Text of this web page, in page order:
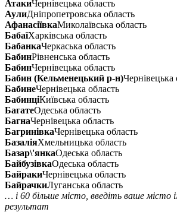
АтакиЧернівецька область
АулиДніпропетровська область
АфанасіївкаМиколаївська область
БабаїХарківська область
БабанкаЧеркаська область
БабинРівненська область
БабинЧернівецька область
Бабин (Кельменецький р-н)Чернівецька
БабинеЧернівецька область
БабинціКиївська область
БагатеОдеська область
БагнаЧернівецька область
БагринівкаЧернівецька область
БазаліяХмельницька область
Базар\'янкаОдеська область
БайбузівкаОдеська область
БайракиЧернівецька область
БайрачкиЛуганська область
… і 60 більше місто, введіть ваше
результат